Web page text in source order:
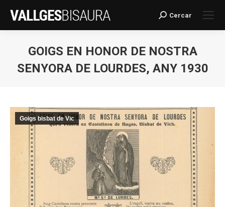
Search:
Cercar
GOIGS EN HONOR DE NOSTRA
SENYORA DE LOURDES, ANY 1930
Goigs bisbat de Vic